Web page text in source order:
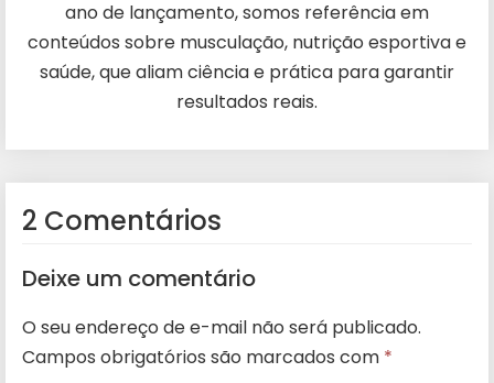
ano de lançamento, somos referência em
conteúdos sobre musculação, nutrição esportiva e
saúde, que aliam ciência e prática para garantir
resultados reais.
2 Comentários
Deixe um comentário
O seu endereço de e-mail não será publicado.
Campos obrigatórios são marcados com *